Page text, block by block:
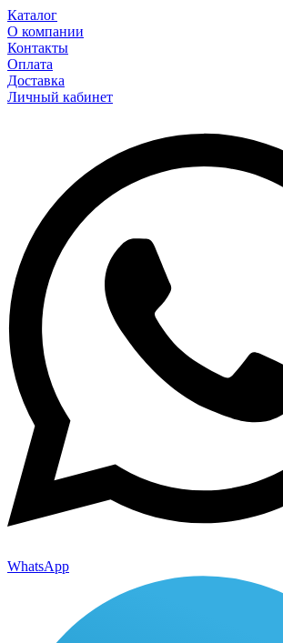
Каталог
О компании
Контакты
Оплата
Доставка
Личный кабинет
WhatsApp